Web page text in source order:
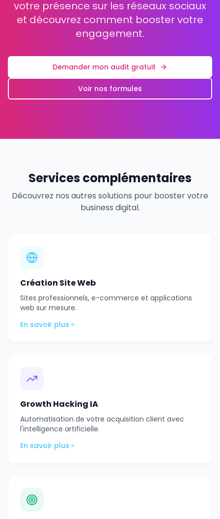
votre présence sur les réseaux sociaux
et découvrez comment booster votre
engagement.
Demander mon audit gratuit
Voir nos formules
Services complémentaires
Découvrez nos autres solutions pour booster votre
business digital.
Création Site Web
Sites professionnels, e-commerce et applications
web sur mesure.
En savoir plus
Growth Hacking IA
Automatisation de votre acquisition client avec
l'intelligence artificielle.
En savoir plus